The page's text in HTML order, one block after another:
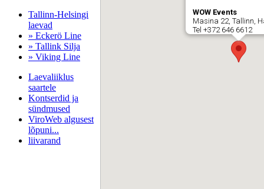
Tallinn-Helsingi
laevad
» Eckerö Line
» Tallink Silja
» Viking Line
Laevaliiklus
saartele
Kontserdid ja
sündmused
ViroWeb algusest
lõpuni...
liivarand
WOW Events
Masina 22, Tallinn,
Tel +372 646 6612